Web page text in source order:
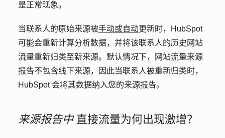
是正常现象。
当联系人的原始来源被手动或自动更新时，HubSpot
可能会重新计算分析数据，并将该联系人的历史网站
流量重新归类至新来源。默认情况下，网站流量来源
报告不包含线下来源，因此当联系人被重新归类时，
HubSpot 会将其数据纳入您的来源报告。
来源报告中直接流量为何出现激增？